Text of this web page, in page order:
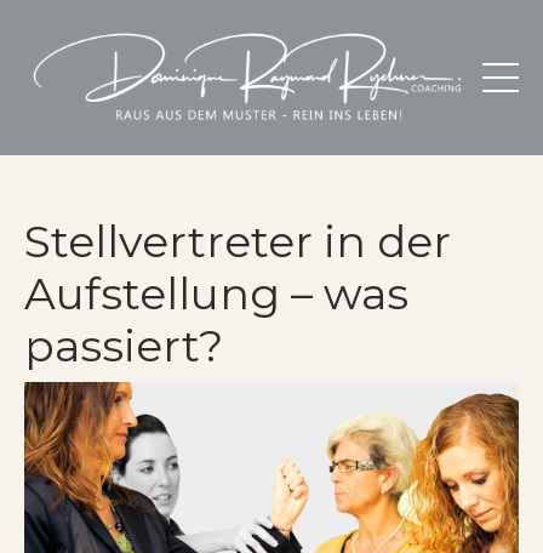
Stellvertreter in der
Aufstellung – was
passiert?